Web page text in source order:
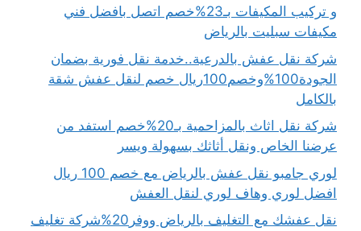
و تركيب المكيفات بـ23%خصم اتصل بافضل فني
مكيفات سبليت بالرياض
شركة نقل عفش بالدرعية..خدمة نقل فورية بضمان
الجودة100%وخصم100ريال خصم لنقل عفش شقة
بالكامل
شركة نقل اثاث بالمزاحمية بـ20%خصم استفد من
عرضنا الخاص ونقل أثاثك بسهولة ويسر
لوري جامبو نقل عفش بالرياض مع خصم 100 ريال
افضل لوري وهاف لوري لنقل العفش
نقل عفشك مع التغليف بالرياض ووفر20%شركة تغليف